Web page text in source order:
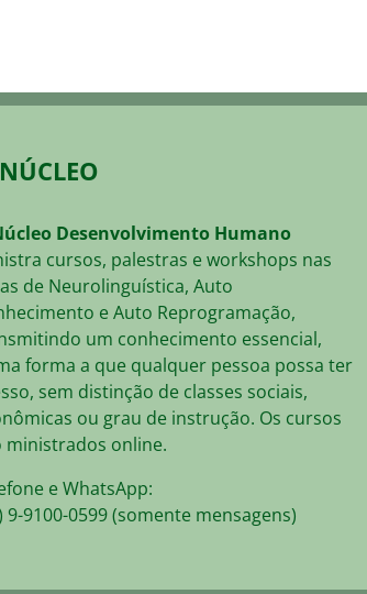
Desenvolvimento Humano
cursos, palestras e workshops nas
de Neurolinguística, Auto
e Auto Reprogramação,
um conhecimento essencial,
forma a que qualquer pessoa possa ter
sem distinção de classes sociais,
ou grau de instrução. Os cursos
ministrados online.
e WhatsApp:
9-9100-0599 (somente mensagens)